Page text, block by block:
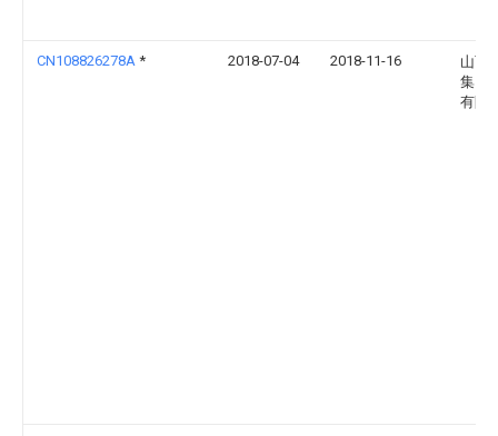
CN108826278A * 2018-07-04 2018-11-16
山西
集团
有限